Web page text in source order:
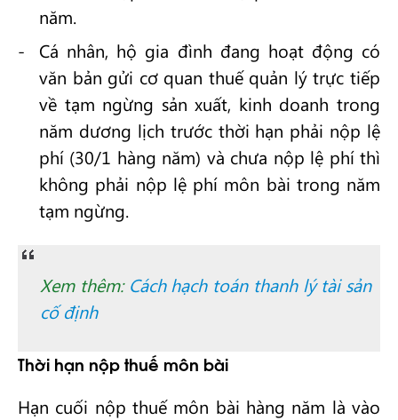
năm.
Cá nhân, hộ gia đình đang hoạt động có
văn bản gửi cơ quan thuế quản lý trực tiếp
về tạm ngừng sản xuất, kinh doanh trong
năm dương lịch trước thời hạn phải nộp lệ
phí (30/1 hàng năm) và chưa nộp lệ phí thì
không phải nộp lệ phí môn bài trong năm
tạm ngừng.
Xem thêm: Cách hạch toán thanh lý tài sản
cố định
Thời hạn nộp thuế môn bài
Hạn cuối nộp thuế môn bài hàng năm là vào